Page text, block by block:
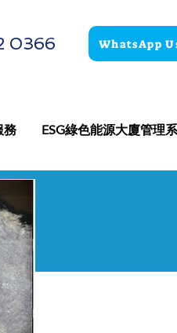
0366 WhatsApp
ESG綠色能源大廈管理